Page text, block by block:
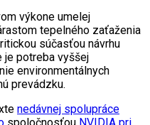
výkone umelej
tepelného zaťaženia
súčasťou návrhu
je potreba vyššej
environmentálnych
prevádzku.
nedávnej spolupráce